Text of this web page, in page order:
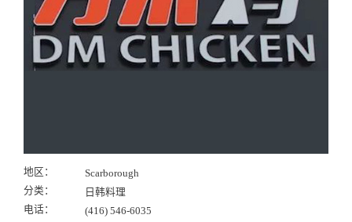
地区：
Scarborough
分类：
日韩料理
电话：
(416) 546-6035